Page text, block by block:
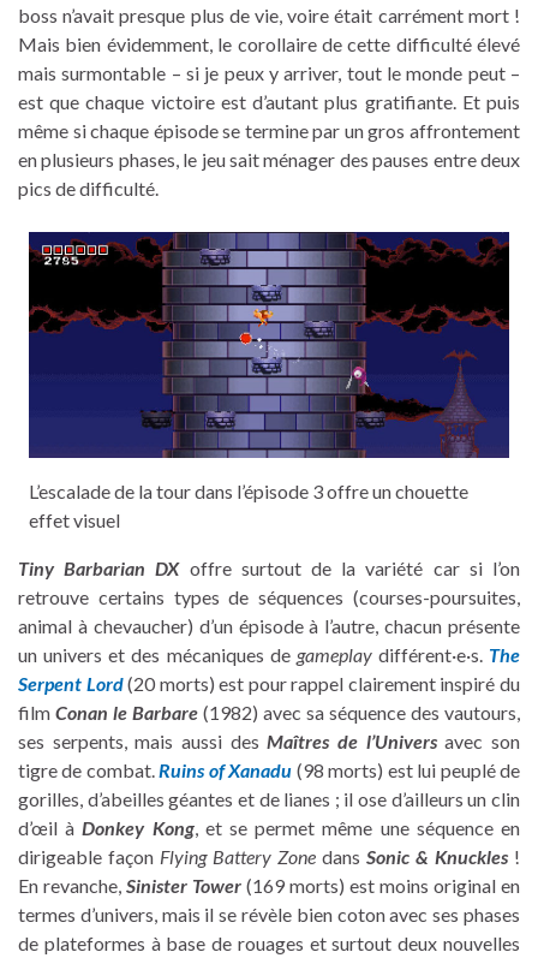
boss n’avait presque plus de vie, voire était carrément mort !
Mais bien évidemment, le corollaire de cette difficulté élevé
mais surmontable – si je peux y arriver, tout le monde peut –
est que chaque victoire est d’autant plus gratifiante. Et puis
même si chaque épisode se termine par un gros affrontement
en plusieurs phases, le jeu sait ménager des pauses entre deux
pics de difficulté.
L’escalade de la tour dans l’épisode 3 offre un chouette
effet visuel
Tiny Barbarian DXoffre surtout de la variété car si l’on
retrouve certains types de séquences (courses-poursuites,
animal à chevaucher) d’un épisode à l’autre, chacun présente
un univers et des mécaniques de gameplaydifférent·e·s. The
Serpent Lord(20 morts) est pour rappel clairement inspiré du
film Conan le Barbare (1982) avec sa séquence des vautours,
ses serpents, mais aussi desMaîtres de l’Universavec son
tigre de combat.Ruins of Xanadu (98 morts) est lui peuplé de
gorilles, d’abeilles géantes et de lianes ; il ose d’ailleurs un clin
d’œil àDonkey Kong, et se permet même une séquence en
dirigeable façon Flying Battery Zone dans Sonic & Knuckles !
En revanche, Sinister Tower (169 morts) est moins original en
termes d’univers, mais il se révèle bien coton avec ses phases
de plateformes à base de rouages et surtout deux nouvelles